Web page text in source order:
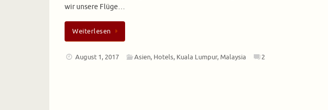
wir unsere Flüge…
Weiterlesen
August 1, 2017 Asien, Hotels, Kuala Lumpur, Malaysia 2